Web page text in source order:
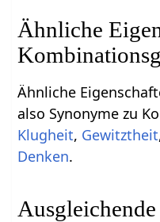
Ähnliche
Ähnliche
also Synonyme zu
Klugheit, Gewitztheit
Denken.